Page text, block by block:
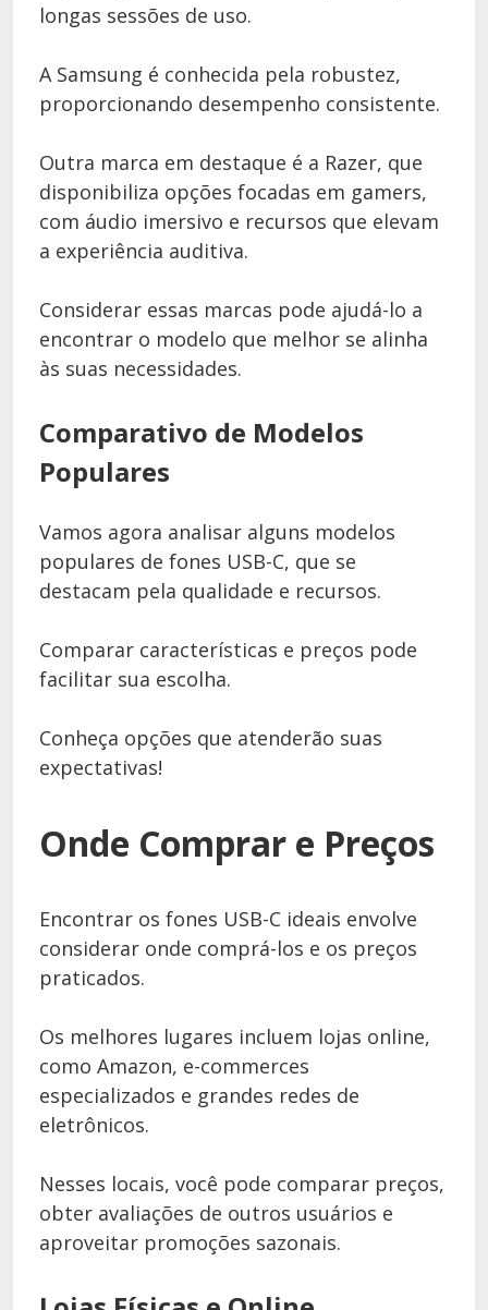
longas sessões de uso.
A Samsung é conhecida pela robustez,
proporcionando desempenho consistente.
Outra marca em destaque é a Razer, que
disponibiliza opções focadas em gamers,
com áudio imersivo e recursos que elevam
a experiência auditiva.
Considerar essas marcas pode ajudá-lo a
encontrar o modelo que melhor se alinha
às suas necessidades.
Comparativo de Modelos
Populares
Vamos agora analisar alguns modelos
populares de fones USB-C, que se
destacam pela qualidade e recursos.
Comparar características e preços pode
facilitar sua escolha.
Conheça opções que atenderão suas
expectativas!
Onde Comprar e Preços
Encontrar os fones USB-C ideais envolve
considerar onde comprá-los e os preços
praticados.
Os melhores lugares incluem lojas online,
como Amazon, e-commerces
especializados e grandes redes de
eletrônicos.
Nesses locais, você pode comparar preços,
obter avaliações de outros usuários e
aproveitar promoções sazonais.